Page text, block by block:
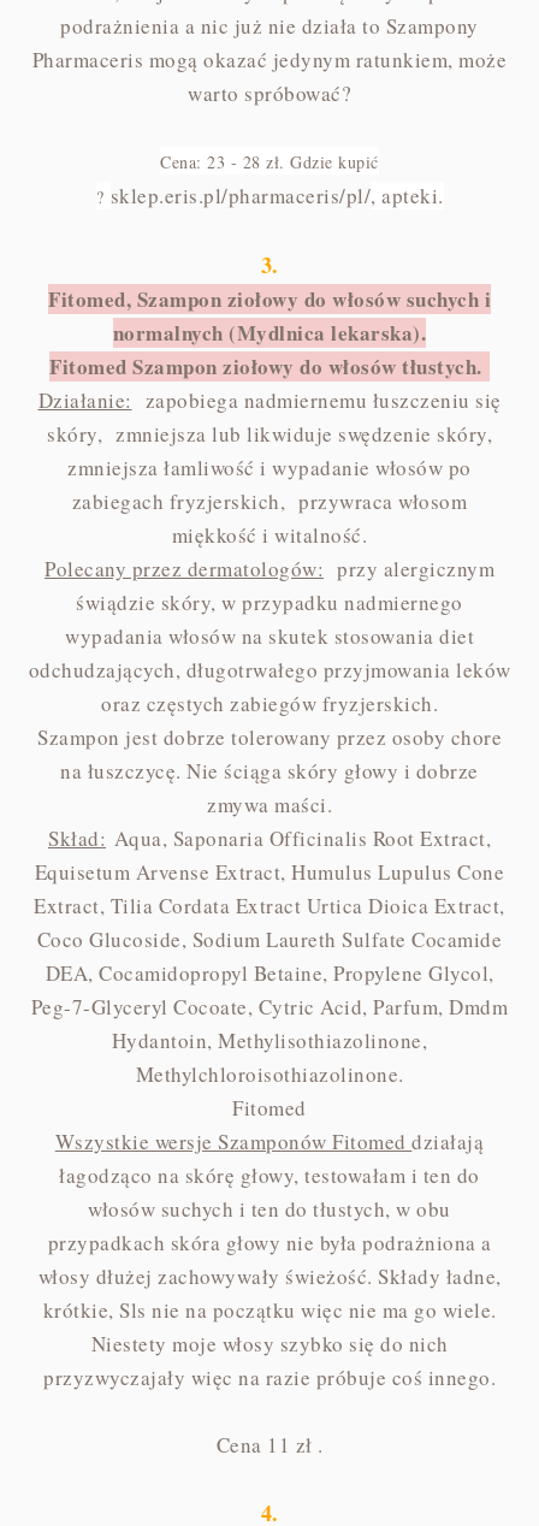
podrażnienia a nic już nie działa to Szampony
Pharmaceris mogą okazać jedynym ratunkiem, może
warto spróbować?
Cena: 23 - 28 zł. Gdzie kupić
? sklep.eris.pl/pharmaceris/pl/, apteki.
3.
Fitomed, Szampon ziołowy do włosów suchych i
normalnych (Mydlnica lekarska).
Fitomed Szampon ziołowy do włosów tłustych.
Działanie:
zapobiega nadmiernemu łuszczeniu się
skóry, zmniejsza lub likwiduje swędzenie skóry,
zmniejsza łamliwość i wypadanie włosów po
zabiegach fryzjerskich, przywraca włosom
miękkość i witalność.
Polecany przez dermatologów: przy alergicznym
świądzie skóry, w przypadku nadmiernego
wypadania włosów na skutek stosowania diet
odchudzających, długotrwałego przyjmowania leków
oraz częstych zabiegów fryzjerskich.
Szampon jest dobrze tolerowany przez osoby chore
na łuszczycę. Nie ściąga skóry głowy i dobrze
zmywa maści.
Skład: Aqua, Saponaria Officinalis Root Extract,
Equisetum Arvense Extract, Humulus Lupulus Cone
Extract, Tilia Cordata Extract Urtica Dioica Extract,
Coco Glucoside, Sodium Laureth Sulfate Cocamide
DEA, Cocamidopropyl Betaine, Propylene Glycol,
Peg-7-Glyceryl Cocoate, Cytric Acid, Parfum, Dmdm
Hydantoin, Methylisothiazolinone,
Methylchloroisothiazolinone.
Fitomed
Wszystkie wersje Szamponów Fitomeddziałają
łagodząco na skórę głowy, testowałam i ten do
włosów suchych i ten do tłustych, w obu
przypadkach skóra głowy nie była podrażniona a
włosy dłużej zachowywały świeżość. Składy ładne,
krótkie, Sls nie na początku więc nie ma go wiele.
Niestety moje włosy szybko się do nich
przyzwyczajały więc na razie próbuje coś innego.
Cena 11 zł .
4.